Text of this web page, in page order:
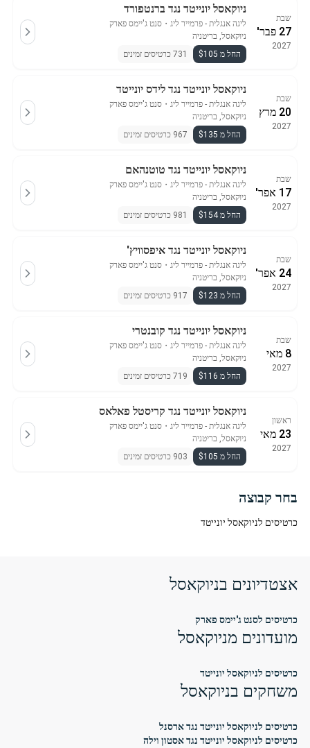
שבת
27 פבר'
2027
ניוקאסל יונייטד נגד ברנטפורד
ליגה אנגלית - פרמייר ליג ・ סנט ג'יימס פארק
ניוקאסל, בריטניה
החל מ $105
731 כרטיסים זמינים
שבת
20 מרץ
2027
ניוקאסל יונייטד נגד לידס יונייטד
ליגה אנגלית - פרמייר ליג ・ סנט ג'יימס פארק
ניוקאסל, בריטניה
החל מ $135
967 כרטיסים זמינים
שבת
17 אפר'
2027
ניוקאסל יונייטד נגד טוטנהאם
ליגה אנגלית - פרמייר ליג ・ סנט ג'יימס פארק
ניוקאסל, בריטניה
החל מ $154
981 כרטיסים זמינים
שבת
24 אפר'
2027
ניוקאסל יונייטד נגד איפסוויץ'
ליגה אנגלית - פרמייר ליג ・ סנט ג'יימס פארק
ניוקאסל, בריטניה
החל מ $123
917 כרטיסים זמינים
שבת
8 מאי
2027
ניוקאסל יונייטד נגד קובנטרי
ליגה אנגלית - פרמייר ליג ・ סנט ג'יימס פארק
ניוקאסל, בריטניה
החל מ $116
719 כרטיסים זמינים
ראשון
23 מאי
2027
ניוקאסל יונייטד נגד קריסטל פאלאס
ליגה אנגלית - פרמייר ליג ・ סנט ג'יימס פארק
ניוקאסל, בריטניה
החל מ $105
903 כרטיסים זמינים
בחר קבוצה
כרטיסים לניוקאסל יונייטד
אצטדיונים בניוקאסל
כרטיסים לסנט ג'יימס פארק
מועדונים מניוקאסל
כרטיסים לניוקאסל יונייטד
משחקים בניוקאסל
כרטיסים לניוקאסל יונייטד נגד ארסנל
כרטיסים לניוקאסל יונייטד נגד אסטון וילה